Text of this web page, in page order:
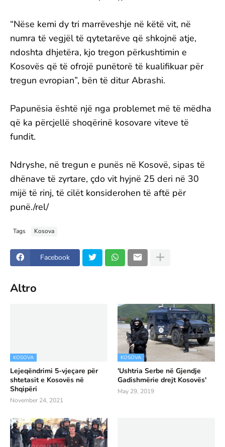
“Nëse kemi dy tri marrëveshje në këtë vit, në
numra të vegjël të qytetarëve që shkojnë atje,
ndoshta dhjetëra, kjo tregon përkushtimin e
Kosovës që të ofrojë punëtorë të kualifikuar për
tregun evropian”, bën të ditur Abrashi.
Papunësia është një nga problemet më të mëdha
që ka përcjellë shoqërinë kosovare viteve të
fundit.
Ndryshe, në tregun e punës në Kosovë, sipas të
dhënave të zyrtare, çdo vit hyjnë 25 deri në 30
mijë të rinj, të cilët konsiderohen të aftë për
punë./rel/
Tags Kosova
Facebook
Altro
KOSOVA
Lejeqëndrimi 5-vjeçare për
shtetasit e Kosovës në
Shqipëri
November 24, 2021
KOSOVA
'Ushtria Serbe në Gjendje
Gadishmërie drejt Kosovës'
May 29, 2019